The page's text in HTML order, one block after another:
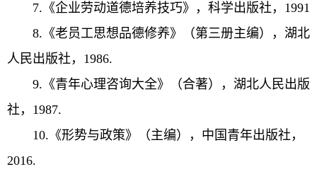
7.《企业劳动道德培养技巧》，科学出版社，1991
8.《老员工思想品德修养》（第三册主编），湖北
人民出版社，1986.
9.《青年心理咨询大全》（合著），湖北人民出版
社，1987.
10.《形势与政策》（主编），中国青年出版社，
2016.